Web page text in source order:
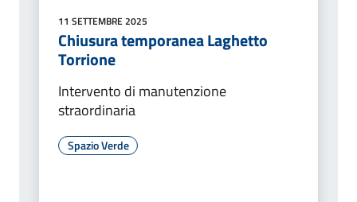
11 SETTEMBRE 2025
Chiusura temporanea Laghetto
Torrione
Intervento di manutenzione
straordinaria
Spazio Verde